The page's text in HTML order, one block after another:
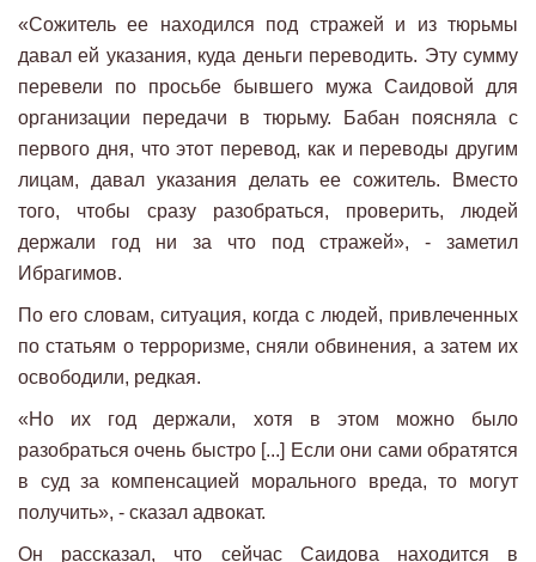
«Сожитель ее находился под стражей и из тюрьмы
давал ей указания, куда деньги переводить. Эту сумму
перевели по просьбе бывшего мужа Саидовой для
организации передачи в тюрьму. Бабан поясняла с
первого дня, что этот перевод, как и переводы другим
лицам, давал указания делать ее сожитель. Вместо
того, чтобы сразу разобраться, проверить, людей
держали год ни за что под стражей», - заметил
Ибрагимов.
По его словам, ситуация, когда с людей, привлеченных
по статьям о терроризме, сняли обвинения, а затем их
освободили, редкая.
«Но их год держали, хотя в этом можно было
разобраться очень быстро [...] Если они сами обратятся
в суд за компенсацией морального вреда, то могут
получить», - сказал адвокат.
Он рассказал, что сейчас Саидова находится в